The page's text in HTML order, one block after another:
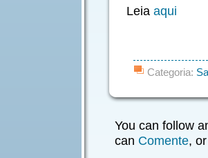
Leia aqui
Categoria:
You can follow
can Comente,